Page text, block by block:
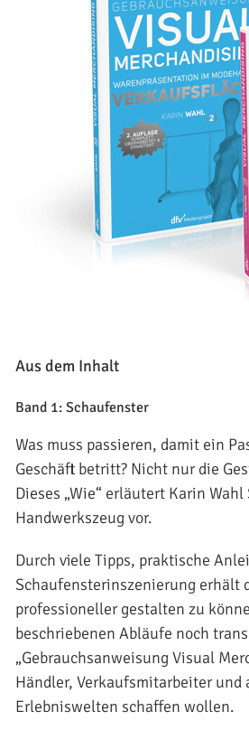
Aus dem Inhalt
Band 1: Schaufenster
Was muss passieren, damit ein
Geschäft betritt? Nicht nur die
Dieses „Wie“ erläutert Karin
Handwerkszeug vor.
Durch viele Tipps, praktische
Schaufensterinszenierung erhält
professioneller gestalten zu
beschriebenen Abläufe noch
„Gebrauchsanweisung Visual
Händler, Verkaufsmitarbeiter
Erlebniswelten schaffen wollen.